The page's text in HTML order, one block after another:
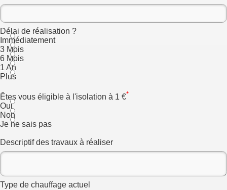
Délai de réalisation ?
Immédiatement
3 Mois
6 Mois
1 An
Plus
Êtes vous éligible à l'isolation à 1 €*
Oui
Non
Je ne sais pas
Descriptif des travaux à réaliser
Type de chauffage actuel